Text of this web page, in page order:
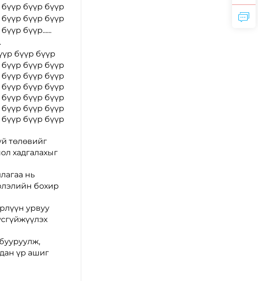
бүүр бүүр
бүүр бүүр
бүүр......
бүүр бүүр
бүүр бүүр
бүүр бүүр
бүүр бүүр
бүүр бүүр
бүүр бүүр
бүүр бүүр
төлөвийг
хадгалахыг
нь
бохир
урвуу
үр ашиг